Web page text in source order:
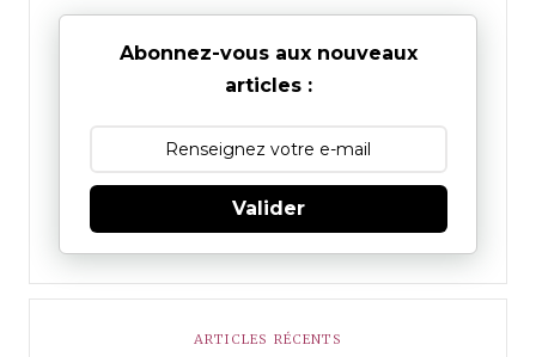
Abonnez-vous aux nouveaux
articles :
Valider
ARTICLES RÉCENTS